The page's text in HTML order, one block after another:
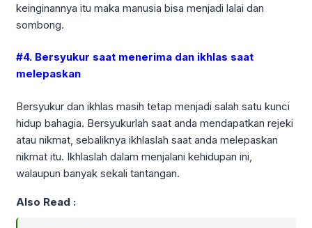
keinginannya itu maka manusia bisa menjadi lalai dan
sombong.
#4. Bersyukur saat menerima dan ikhlas saat
melepaskan
Bersyukur dan ikhlas masih tetap menjadi salah satu kunci
hidup bahagia. Bersyukurlah saat anda mendapatkan rejeki
atau nikmat, sebaliknya ikhlaslah saat anda melepaskan
nikmat itu. Ikhlaslah dalam menjalani kehidupan ini,
walaupun banyak sekali tantangan.
Also Read :